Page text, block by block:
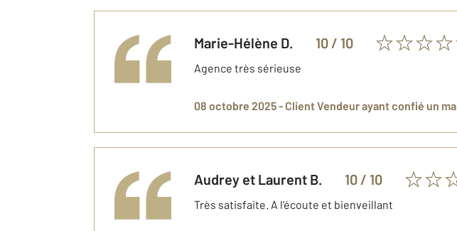
Marie-Hélène D. 10 / 10
Agence très sérieuse
08 octobre 2025 - Client Vendeurayant confié un
Audrey et Laurent B. 10 / 10
Très satisfaite. A l'écoute et bienveillant